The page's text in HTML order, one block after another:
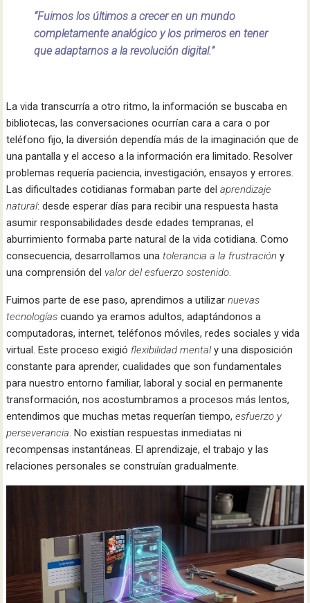
“Fuimos los últimos a crecer en un mundo
completamente analógico y los primeros en tener
que adaptarnos a la revolución digital.”
La vida transcurría a otro ritmo, la información se buscaba en
bibliotecas, las conversaciones ocurrían cara a cara o por
teléfono fijo, la diversión dependía más de la imaginación que de
una pantalla y el acceso a la información era limitado. Resolver
problemas requería paciencia, investigación, ensayos y errores.
Las dificultades cotidianas formaban parte delaprendizaje
natural: desde esperar días para recibir una respuesta hasta
asumir responsabilidades desde edades tempranas, el
aburrimiento formaba parte natural de la vida cotidiana. Como
consecuencia, desarrollamos unatolerancia a la frustración y
una comprensión del valor del esfuerzo sostenido.
Fuimos parte de ese paso, aprendimos a utilizarnuevas
tecnologías cuando ya eramos adultos, adaptándonos a
computadoras, internet, teléfonos móviles, redes sociales y vida
virtual. Este proceso exigió flexibilidad mentaly una disposición
constante para aprender, cualidades que son fundamentales
para nuestro entorno familiar, laboral y social en permanente
transformación, nos acostumbramos a procesos más lentos,
entendimos que muchas metas requerían tiempo,esfuerzo y
perseverancia. No existían respuestas inmediatas ni
recompensas instantáneas. El aprendizaje, el trabajo y las
relaciones personales se construían gradualmente.